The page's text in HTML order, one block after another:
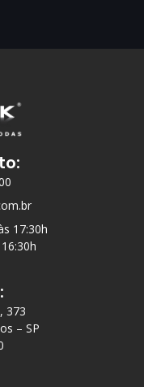
17:30h
373
– SP